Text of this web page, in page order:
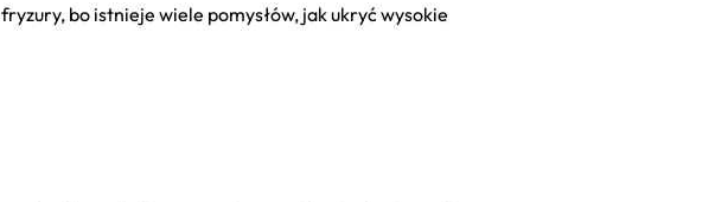
bo istnieje wiele pomysłów, jak ukryć wysokie